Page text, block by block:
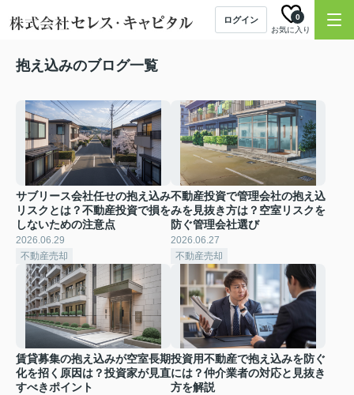
ログイン
お気に入り
0
抱え込みのブログ一覧
サブリース会社任せの抱え込み
リスクとは？不動産投資で損を
しないための注意点
2026.06.29
不動産売却
不動産投資で管理会社の抱え込
みを見抜き方は？空室リスクを
防ぐ管理会社選び
2026.06.27
不動産売却
賃貸募集の抱え込みが空室長期
化を招く原因は？投資家が見直
すべきポイント
投資用不動産で抱え込みを防ぐ
には？仲介業者の対応と見抜き
方を解説